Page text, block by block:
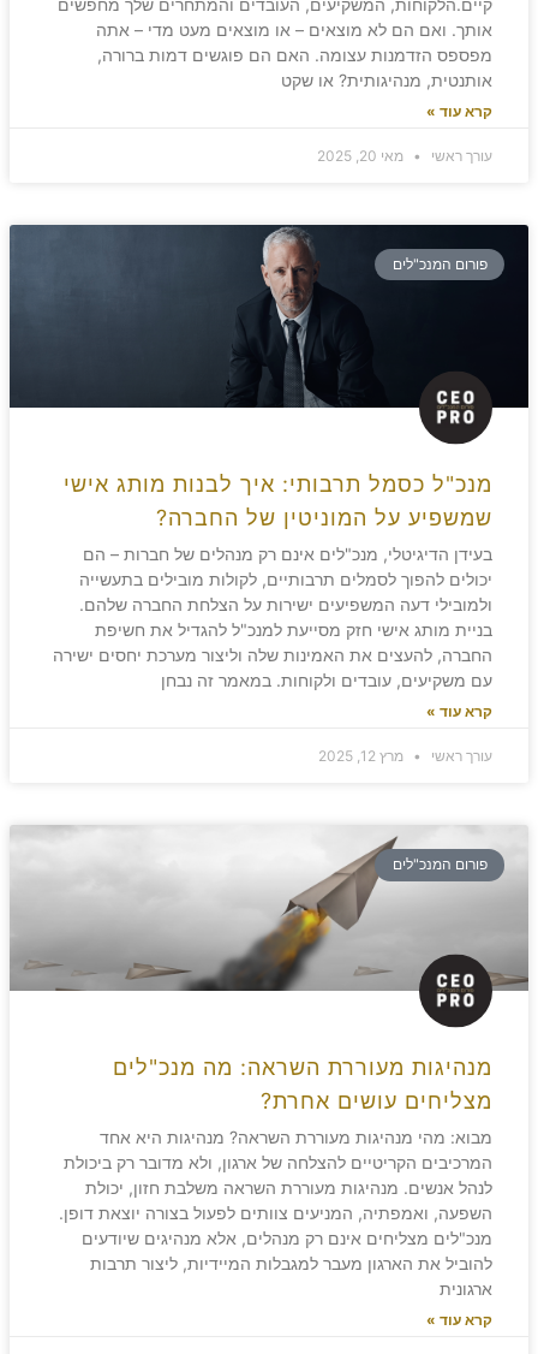
קיים.הלקוחות, המשקיעים, העובדים והמתחרים שלך מחפשים
אותך. ואם הם לא מוצאים – או מוצאים מעט מדי – אתה
מפספס הזדמנות עצומה. האם הם פוגשים דמות ברורה,
אותנטית, מנהיגותית? או שקט
קרא עוד »
עורך ראשי מאי 20, 2025
פורום המנכ"לים
מנכ"ל כסמל תרבותי: איך לבנות מותג אישי
שמשפיע על המוניטין של החברה?
בעידן הדיגיטלי, מנכ"לים אינם רק מנהלים של חברות – הם
יכולים להפוך לסמלים תרבותיים, לקולות מובילים בתעשייה
ולמובילי דעה המשפיעים ישירות על הצלחת החברה שלהם.
בניית מותג אישי חזק מסייעת למנכ"ל להגדיל את חשיפת
החברה, להעצים את האמינות שלה וליצור מערכת יחסים ישירה
עם משקיעים, עובדים ולקוחות. במאמר זה נבחן
קרא עוד »
עורך ראשי מרץ 12, 2025
פורום המנכ"לים
מנהיגות מעוררת השראה: מה מנכ"לים
מצליחים עושים אחרת?
מבוא: מהי מנהיגות מעוררת השראה? מנהיגות היא אחד
המרכיבים הקריטיים להצלחה של ארגון, ולא מדובר רק ביכולת
לנהל אנשים. מנהיגות מעוררת השראה משלבת חזון, יכולת
השפעה, ואמפתיה, המניעים צוותים לפעול בצורה יוצאת דופן.
מנכ"לים מצליחים אינם רק מנהלים, אלא מנהיגים שיודעים
להוביל את הארגון מעבר למגבלות המיידיות, ליצור תרבות
ארגונית
קרא עוד »